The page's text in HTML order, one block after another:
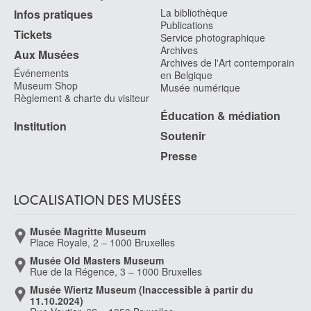
Witte Pieter de
Bruges ca. 1548 - Munich (Bavière, Allemagne) 1628
Wittevrongel Roger
Blankenberge 1933
Wittig Auguste
Meissen, Saxe (Allemagne) 1826 - Dusseldorf, Rhétanie du Nord-
Westphalie (Allemagne) 1893
Wolfers Philippe
Wolfers Philippe [LOANed Artworks]
Wolff Benjamin
Wolffort Artus
Anvers 1581 - 1641
Wolinski Georges
Tunis (Tunisie) 1934 - Paris 2015
Wollès Camille
Infos pratiques
Tickets
Aux Musées
Événements
Museum Shop
Règlement & charte du visiteur
Institution
La bibliothèque
Publications
Service photographique
Archives
Archives de l'Art contemporain
en Belgique
Musée numérique
Éducation & médiation
Soutenir
Presse
LOCALISATION DES MUSÉES
Musée Magritte Museum
Place Royale, 2 – 1000 Bruxelles
Musée Old Masters Museum
Rue de la Régence, 3 – 1000 Bruxelles
Musée Wiertz Museum (Inaccessible à partir du
11.10.2024)